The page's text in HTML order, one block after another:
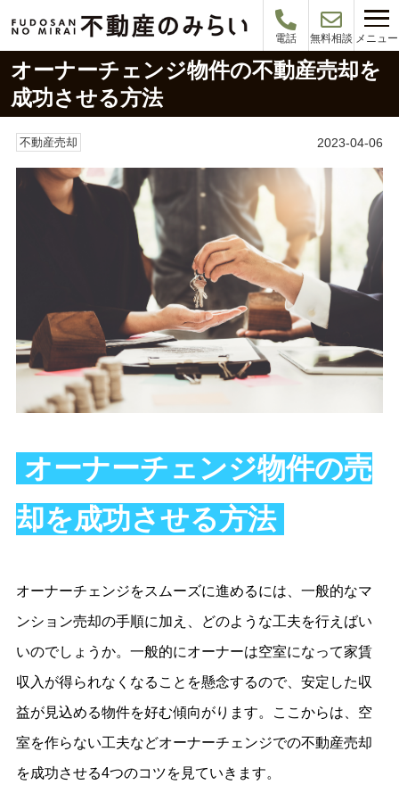
電話 無料相談 メニュー
オーナーチェンジ物件の不動産売却を
成功させる方法
不動産売却 2023-04-06
オーナーチェンジ物件の売
却を成功させる方法
オーナーチェンジをスムーズに進めるには、一般的なマ
ンション売却の手順に加え、どのような工夫を行えばい
いのでしょうか。一般的にオーナーは空室になって家賃
収入が得られなくなることを懸念するので、安定した収
益が見込める物件を好む傾向がります。ここからは、空
室を作らない工夫などオーナーチェンジでの不動産売却
を成功させる4つのコツを見ていきます。